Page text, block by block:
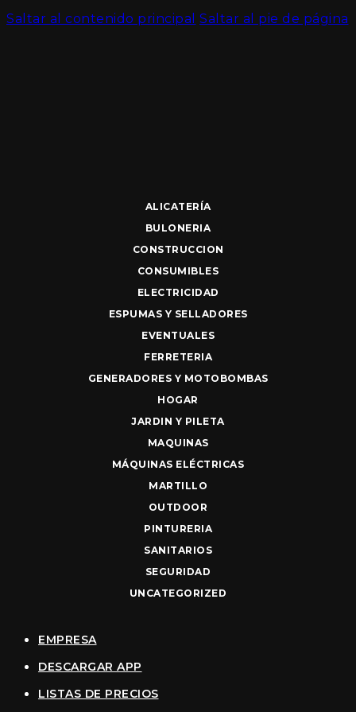
Saltar al contenido principal Saltar al pie de página
ALICATERÍA
BULONERIA
CONSTRUCCION
CONSUMIBLES
ELECTRICIDAD
ESPUMAS Y SELLADORES
EVENTUALES
FERRETERIA
GENERADORES Y MOTOBOMBAS
HOGAR
JARDIN Y PILETA
MAQUINAS
MÁQUINAS ELÉCTRICAS
MARTILLO
OUTDOOR
PINTURERIA
SANITARIOS
SEGURIDAD
UNCATEGORIZED
EMPRESA
DESCARGAR APP
LISTAS DE PRECIOS